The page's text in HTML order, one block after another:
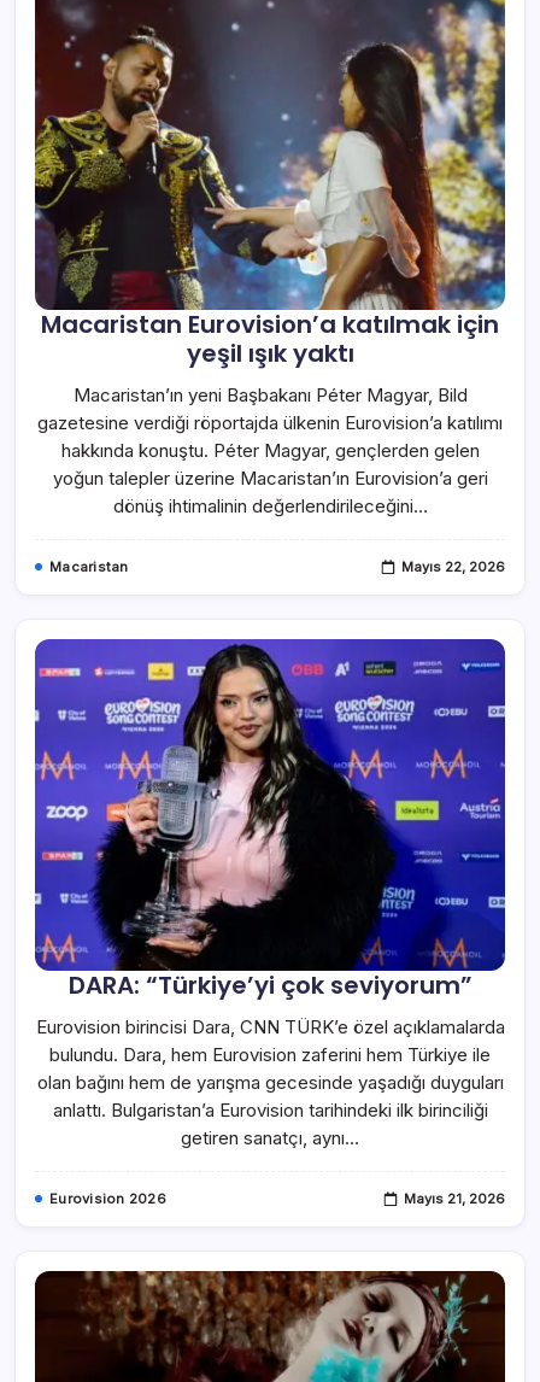
Macaristan Eurovision’a katılmak için
yeşil ışık yaktı
Macaristan’ın yeni Başbakanı Péter Magyar, Bild
gazetesine verdiği röportajda ülkenin Eurovision’a katılımı
hakkında konuştu. Péter Magyar, gençlerden gelen
yoğun talepler üzerine Macaristan’ın Eurovision’a geri
dönüş ihtimalinin değerlendirileceğini…
Macaristan Mayıs 22, 2026
DARA: “Türkiye’yi çok seviyorum”
Eurovision birincisi Dara, CNN TÜRK’e özel açıklamalarda
bulundu. Dara, hem Eurovision zaferini hem Türkiye ile
olan bağını hem de yarışma gecesinde yaşadığı duyguları
anlattı. Bulgaristan’a Eurovision tarihindeki ilk birinciliği
getiren sanatçı, aynı…
Eurovision 2026 Mayıs 21, 2026